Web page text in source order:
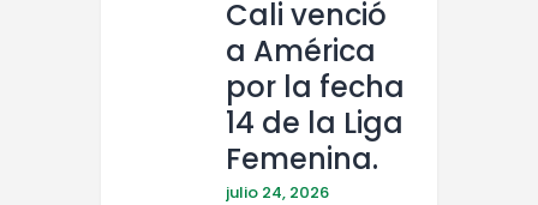
Cali venció
a América
por la fecha
14 de la Liga
Femenina.
julio 24, 2026